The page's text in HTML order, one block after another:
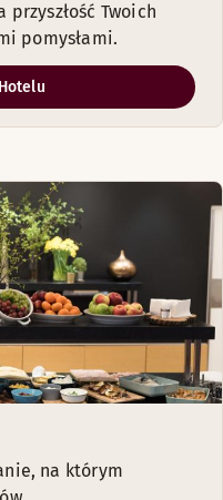
Twoich
pomysłami.
na którym